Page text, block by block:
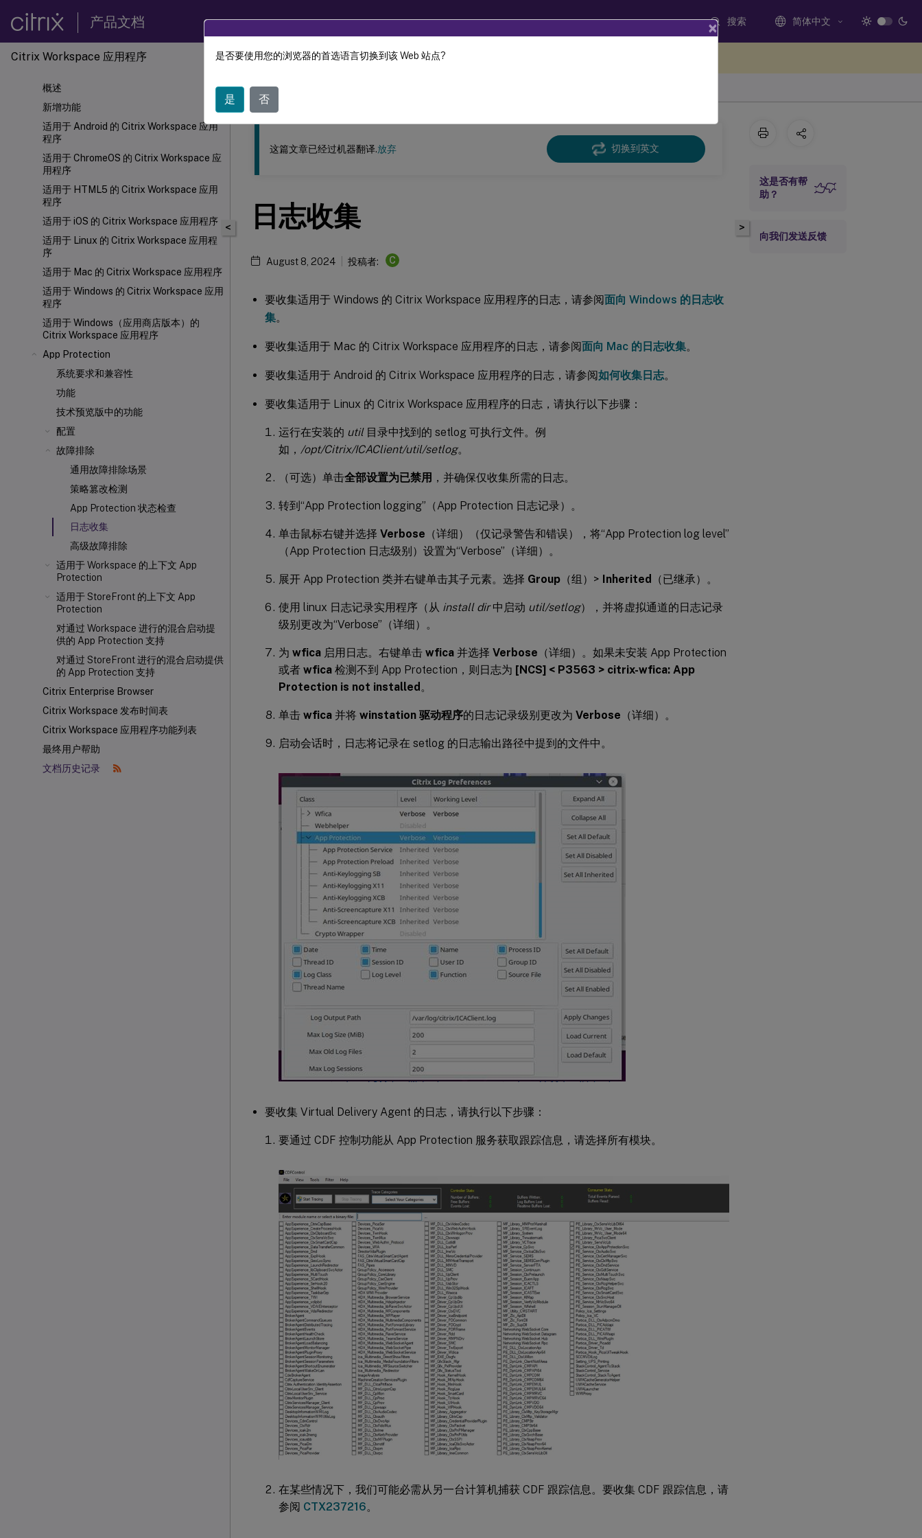
产品文档 搜索 简体中文
Citrix Workspace 应用程序
概述
新增功能
适用于 Android 的 Citrix Workspace 应用
程序
适用于 ChromeOS 的 Citrix Workspace 应
用程序
适用于 HTML5 的 Citrix Workspace 应用
程序
适用于 iOS 的 Citrix Workspace 应用程序
适用于 Linux 的 Citrix Workspace 应用程
序
适用于 Mac 的 Citrix Workspace 应用程序
适用于 Windows 的 Citrix Workspace 应用
程序
适用于 Windows（应用商店版本）的
Citrix Workspace 应用程序
App Protection
系统要求和兼容性
功能
技术预览版中的功能
配置
故障排除
通用故障排除场景
策略篡改检测
App Protection 状态检查
日志收集
高级故障排除
适用于 Workspace 的上下文 App
Protection
适用于 StoreFront 的上下文 App
Protection
对通过 Workspace 进行的混合启动提
供的 App Protection 支持
对通过 StoreFront 进行的混合启动提供
的 App Protection 支持
Citrix Enterprise Browser
Citrix Workspace 发布时间表
Citrix Workspace 应用程序功能列表
最终用户帮助
文档历史记录
此内容已经过机器动态翻译。
<
这篇文章已经过机器翻译.放弃 切换到英文
日志收集
August 8, 2024 投稿者: C
要收集适用于 Windows 的 Citrix Workspace 应用程序的日志，请参阅面向 Windows 的日志收
集。
要收集适用于 Mac 的 Citrix Workspace 应用程序的日志，请参阅面向 Mac 的日志收集。
要收集适用于 Android 的 Citrix Workspace 应用程序的日志，请参阅如何收集日志。
要收集适用于 Linux 的 Citrix Workspace 应用程序的日志，请执行以下步骤：
运行在安装的 util目录中找到的 setlog 可执行文件。例
如， /opt/Citrix/ICAClient/util/setlog。
（可选）单击全部设置为已禁用 ，并确保仅收集所需的日志。
转到“App Protection logging”（App Protection 日志记录）。
单击鼠标右键并选择 Verbose （详细）（仅记录警告和错误），将“App Protection log level”
（App Protection 日志级别）设置为“Verbose”（详细）。
展开 App Protection 类并右键单击其子元素。选择 Group （组）> Inherited （已继承）。
使用 linux 日志记录实用程序（从 install dir中启动 util/setlog），并将虚拟通道的日志记录
级别更改为“Verbose”（详细）。
为 wfica 启用日志。右键单击 wfica 并选择 Verbose （详细）。如果未安装 App Protection
或者 wfica 检测不到 App Protection，则日志为 [NCS] < P3563 > citrix-wfica: App
Protection is not installed 。
单击 wfica 并将 winstation 驱动程序的日志记录级别更改为 Verbose （详细）。
启动会话时，日志将记录在 setlog 的日志输出路径中提到的文件中。
要收集 Virtual Delivery Agent 的日志，请执行以下步骤：
要通过 CDF 控制功能从 App Protection 服务获取跟踪信息，请选择所有模块。
在某些情况下，我们可能必需从另一台计算机捕获 CDF 跟踪信息。要收集 CDF 跟踪信息，请
参阅 CTX237216。
>
这是否有帮
助？
向我们发送反馈
×
是否要使用您的浏览器的首选语言切换到该 Web 站点?
是 否